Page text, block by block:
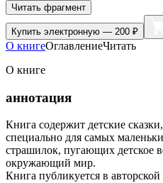
Читать фрагмент
Купить электронную — 200 ₽
О книгеОглавлениеЧитать
О книге
аннотация
Книга содержит детские
специально для самых
страшилок, пугающих детское
окружающий мир.
Книга публикуется в